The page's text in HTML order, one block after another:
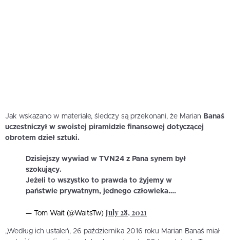
Jak wskazano w materiale, śledczy są przekonani, że Marian Banaś
uczestniczył w swoistej piramidzie finansowej dotyczącej
obrotem dzieł sztuki.
Dzisiejszy wywiad w TVN24 z Pana synem był
szokujący.
Jeżeli to wszystko to prawda to żyjemy w
państwie prywatnym, jednego człowieka….
— Tom Wait (@WaitsTw) July 28, 2021
„Według ich ustaleń, 26 października 2016 roku Marian Banaś miał